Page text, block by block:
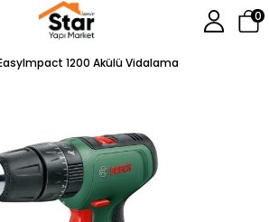
0
1200 Akülü Vidalama